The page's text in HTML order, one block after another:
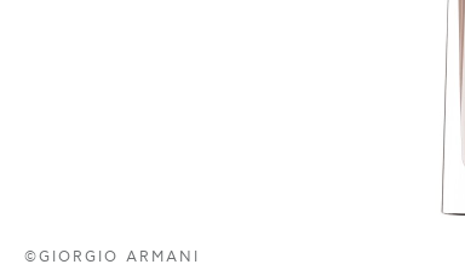
©GIORGIO ARMANI